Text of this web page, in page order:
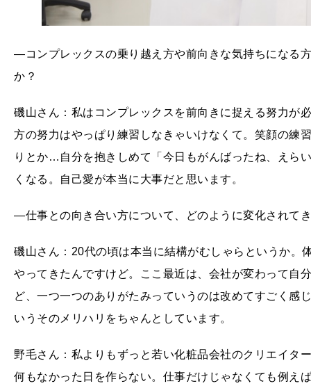
―コンプレックスの乗り越え方や前向きな気持ちになる
か？
磯山さん：私はコンプレックスを前向きに捉える努力が
方の努力はやっぱり練習しなきゃいけなくて。笑顔の練
りとか…自分を抱きしめて「今日もがんばったね、えら
くなる。自己愛が本当に大事だと思います。
―仕事との向き合い方について、どのように変化されて
磯山さん：20代の頃は本当に結構がむしゃらというか。
やってきたんですけど。ここ最近は、会社が変わって自
ど、一つ一つのありがたみっていうのは改めてすごく感
いうそのメリハリをちゃんとしています。
野毛さん：私よりもずっと若い化粧品会社のクリエイタ
何もなかった日を作らない。仕事だけじゃなくても例え